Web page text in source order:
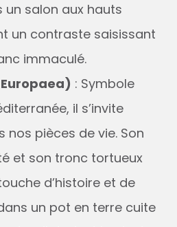
un salon aux hauts
un contraste saisissant
immaculé.
: Symbole
il s’invite
nos pièces de vie. Son
et son tronc tortueux
d’histoire et de
un pot en terre cuite